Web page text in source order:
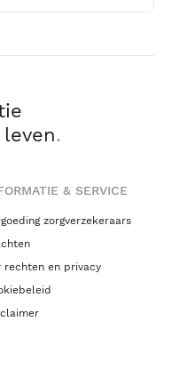
.
& SERVICE
zorgverzekeraars
rechten en privacy